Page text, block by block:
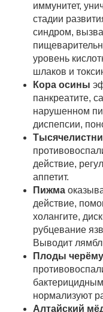
иммунитет,
стадии
синдром,
уровень
шлаков и
Кора осины
панкреатите,
нарушенном
диспепсии,
действие,
аппетит.
Пижма
действие,
холангите,
рубцевание
Выводит
Плоды
нормализуют
Алтайский